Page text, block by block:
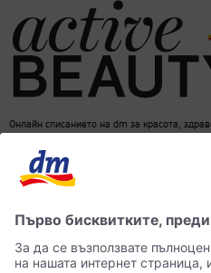
Онлайн списанието на dm за красота,